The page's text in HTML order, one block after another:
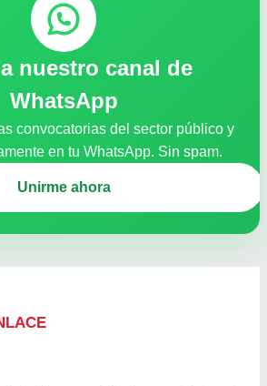
nuestro canal de
WhatsApp
convocatorias del sector público y
en tu WhatsApp. Sin spam.
Unirme ahora